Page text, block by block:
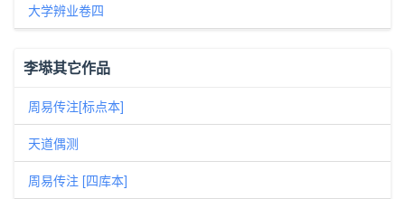
大学辨业卷四
李塨其它作品
周易传注[标点本]
天道偶测
周易传注 [四库本]